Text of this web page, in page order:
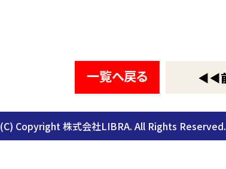
一覧へ戻る
(C) Copyright 株式会社LIBRA. All Rights Reserved.